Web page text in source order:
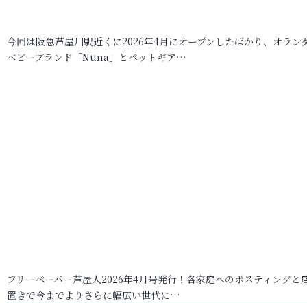
今回は阪急芦屋川駅近くに2026年4月にオープンしたばかり、オラン
ベビーブランド「Nuna」とペットギア…
フリーペーパー芦屋人2026年4月号発行！各家庭へのポスティングと
置きで今までよりさらに幅広い世代に…